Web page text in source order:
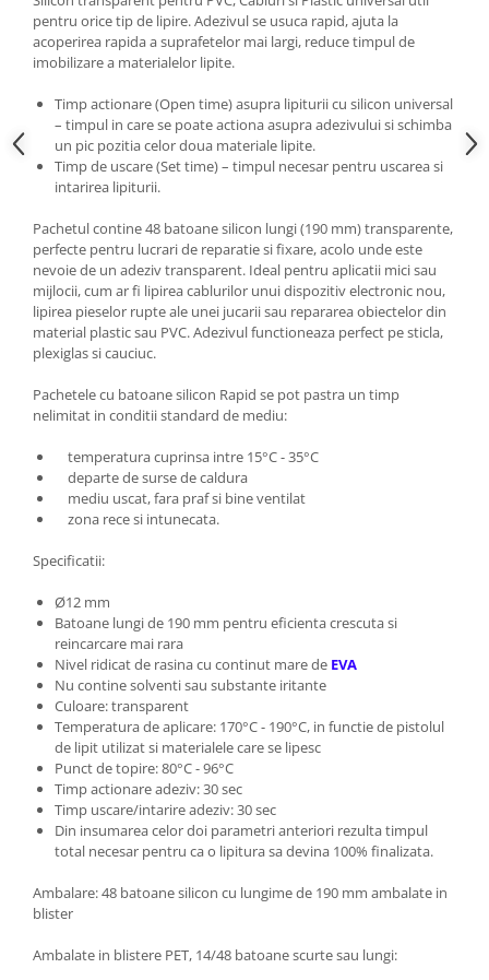
pentru orice tip de lipire. Adezivul se usuca rapid, ajuta la
acoperirea rapida a suprafetelor mai largi, reduce timpul de
imobilizare a materialelor lipite.
Timp actionare (Open time) asupra lipiturii cu silicon universal
– timpul in care se poate actiona asupra adezivului si schimba
un pic pozitia celor doua materiale lipite.
Timp de uscare (Set time) – timpul necesar pentru uscarea si
intarirea lipiturii.
Pachetul contine 48 batoane silicon lungi (190 mm) transparente,
perfecte pentru lucrari de reparatie si fixare, acolo unde este
nevoie de un adeziv transparent. Ideal pentru aplicatii mici sau
mijlocii, cum ar fi lipirea cablurilor unui dispozitiv electronic nou,
lipirea pieselor rupte ale unei jucarii sau repararea obiectelor din
material plastic sau PVC. Adezivul functioneaza perfect pe sticla,
plexiglas si cauciuc.
Pachetele cu batoane silicon Rapid se pot pastra un timp
nelimitat in conditii standard de mediu:
temperatura cuprinsa intre 15°C - 35°C
departe de surse de caldura
mediu uscat, fara praf si bine ventilat
zona rece si intunecata.
Specificatii:
Ø12 mm
Batoane lungi de 190 mm pentru eficienta crescuta si
reincarcare mai rara
Nivel ridicat de rasina cu continut mare de EVA
Nu contine solventi sau substante iritante
Culoare: transparent
Temperatura de aplicare: 170°C - 190°C, in functie de pistolul
de lipit utilizat si materialele care se lipesc
Punct de topire: 80°C - 96°C
Timp actionare adeziv: 30 sec
Timp uscare/intarire adeziv: 30 sec
Din insumarea celor doi parametri anteriori rezulta timpul
total necesar pentru ca o lipitura sa devina 100% finalizata.
Ambalare: 48 batoane silicon cu lungime de 190 mm ambalate in
blister
Ambalate in blistere PET, 14/48 batoane scurte sau lungi: